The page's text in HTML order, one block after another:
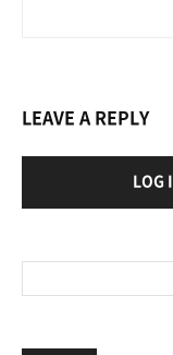
LEAVE A REPLY
LOG